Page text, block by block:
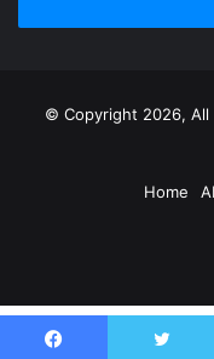
© Copyright 2026,
Home